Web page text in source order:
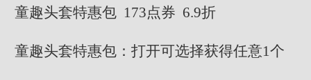
童趣头套特惠包 173点券 6.9折
童趣头套特惠包：打开可选择获得任意1个